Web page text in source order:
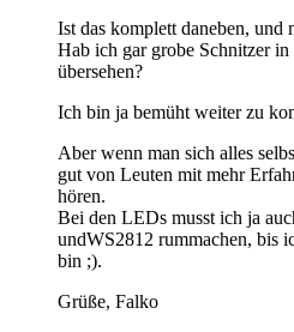
Ist das komplett daneben, und
Hab ich gar grobe Schnitzer
übersehen?
Ich bin ja bemüht weiter zu
Aber wenn man sich alles
gut von Leuten mit mehr
hören.
Bei den LEDs musst ich ja
undWS2812 rummachen, bis
bin ;).
Grüße, Falko